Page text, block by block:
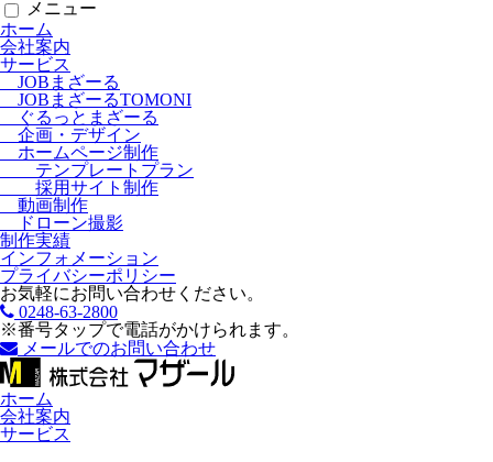
メニュー
ホーム
会社案内
サービス
JOBまざーる
JOBまざーるTOMONI
ぐるっとまざーる
企画・デザイン
ホームページ制作
テンプレートプラン
採用サイト制作
動画制作
ドローン撮影
制作実績
インフォメーション
プライバシーポリシー
お気軽にお問い合わせください。
0248-63-2800
※番号タップで電話がかけられます。
メールでのお問い合わせ
ホーム
会社案内
サービス